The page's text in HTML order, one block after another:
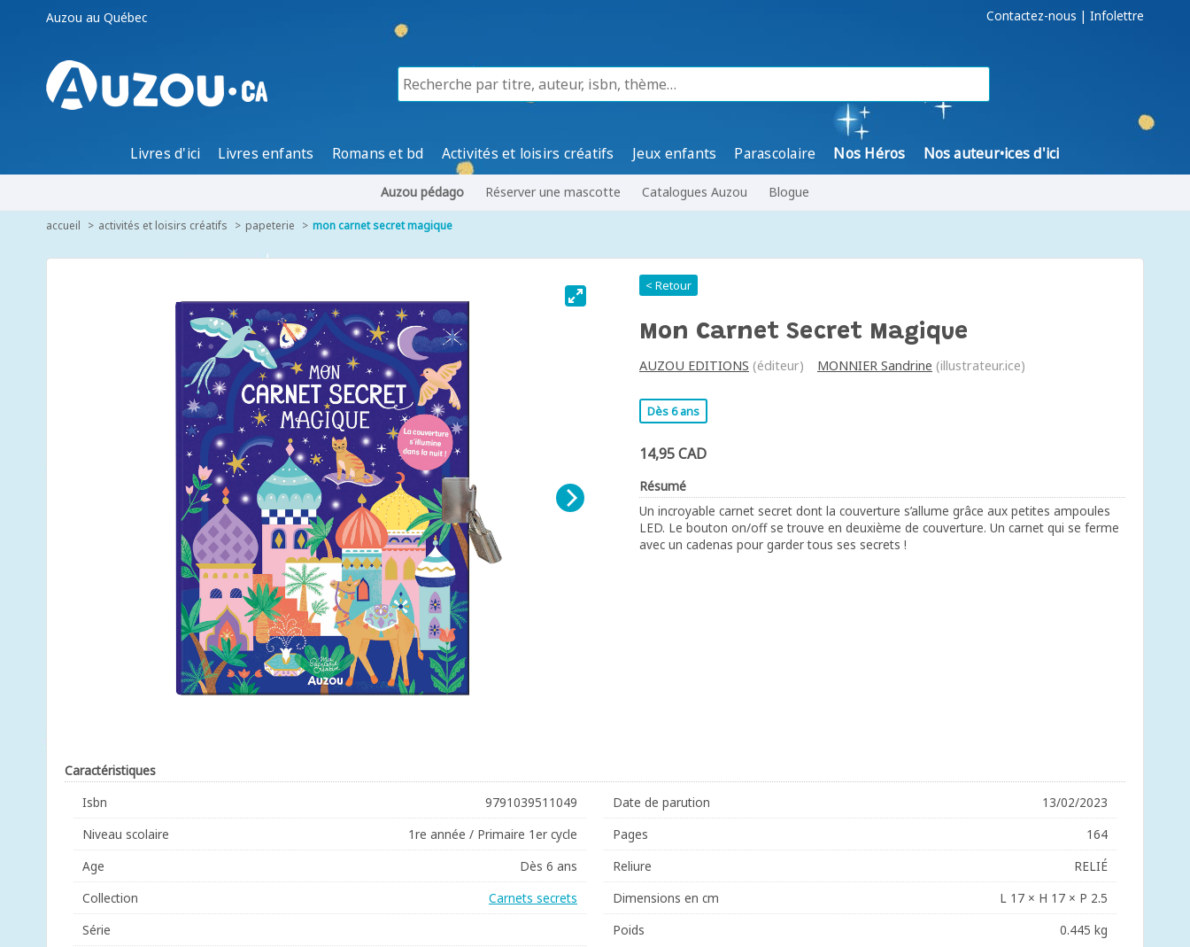
Auzou au Québec Contactez-nous | Infolettre
Livres d'ici Livres enfants Romans et bd Activités et loisirs créatifs Jeux enfants Parascolaire Nos Héros Nos auteur•ices d'ici
Auzou pédago Réserver une mascotte Catalogues Auzou Blogue
accueil activités et loisirs créatifs papeterie mon carnet secret magique
< Retour
Mon Carnet Secret Magique
AUZOU EDITIONS (éditeur) MONNIER Sandrine (illustrateur.ice)
Dès 6 ans
14,95 CAD
Résumé
Un incroyable carnet secret dont la couverture s’allume grâce aux petites ampoules
LED. Le bouton on/off se trouve en deuxième de couverture. Un carnet qui se ferme
avec un cadenas pour garder tous ses secrets !
Caractéristiques
Isbn
9791039511049
Niveau scolaire
1re année / Primaire 1er cycle
Age
Dès 6 ans
Collection
Carnets secrets
Série
Date de parution
13/02/2023
Pages
164
Reliure
RELIÉ
Dimensions en cm
L 17 × H 17 × P 2.5
Poids
0.445 kg